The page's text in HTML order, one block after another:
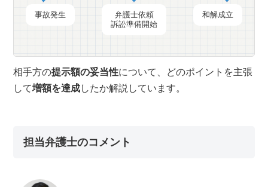
事故発生
弁護士依頼
訴訟準備開始
和解成立
相手方の提示額の妥当性について、どのポイントを主張
して増額を達成したか解説しています。
担当弁護士のコメント